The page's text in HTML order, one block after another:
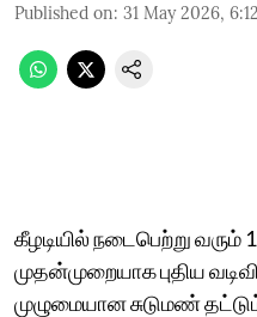
Published on: 31 May 2026,
கீழடியில் நடைபெற்று
முதன்முறையாக புதிய
முழுமையான சுடுமண்